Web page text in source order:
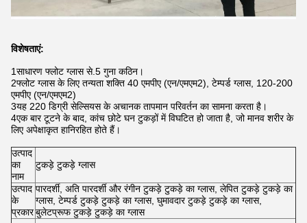
विशेषताएं:
1साधारण फ्लोट ग्लास से.5 गुना कठिन।
2फ्लोट ग्लास के लिए तन्यता शक्ति 40 एमपीए (एन/एमएम2), टेम्पर्ड ग्लास, 120-200
एमपीए (एन/एमएम2)
3यह 220 डिग्री सेल्सियस के अचानक तापमान परिवर्तन का सामना करता है।
4एक बार टूटने के बाद, कांच छोटे घन टुकड़ों में विघटित हो जाता है, जो मानव शरीर के
लिए अपेक्षाकृत हानिरहित होते हैं।
उत्पाद
का
नाम
टुकड़े टुकड़े ग्लास
उत्पाद
के
प्रकार
पारदर्शी, अति पारदर्शी और रंगीन टुकड़े टुकड़े का ग्लास, लेपित टुकड़े टुकड़े का
ग्लास, टेम्पर्ड टुकड़े टुकड़े का ग्लास, घुमावदार टुकड़े टुकड़े का ग्लास,
बुलेटप्रूफ टुकड़े टुकड़े का ग्लास